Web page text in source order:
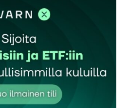
ei julkaista.Pakolliset